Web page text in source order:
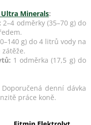
Minerals:
2–4 odměrky (35–70 g) do
g) do 4 litrů vody na
1 odměrka (17,5 g) do
denní dávka
práce koně.